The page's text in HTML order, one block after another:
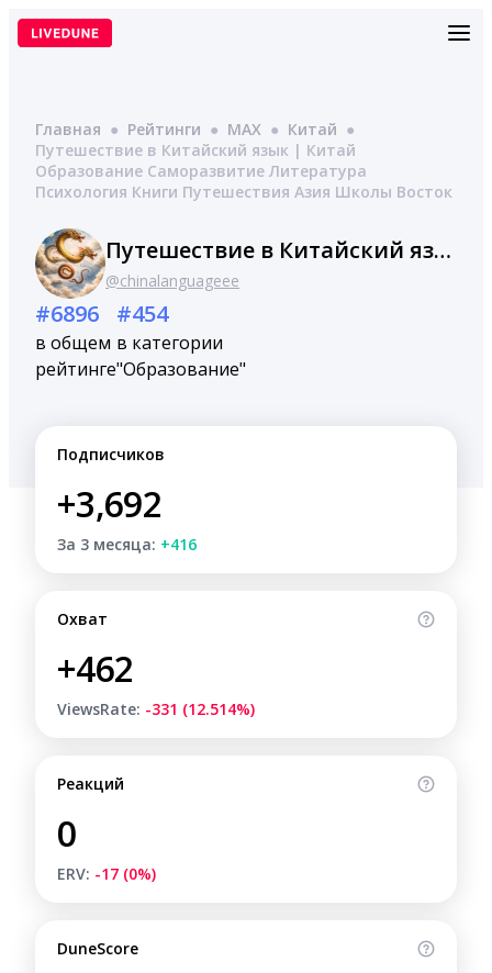
Перейти
Главная ● Рейтинги ● MAX ● Китай ●
Путешествие в Китайский язык | Китай
Образование Саморазвитие Литература
Психология Книги Путешествия Азия Школы Восток
Путешествие в Китайский язык | Китай Образование Саморазвитие Литература Психология Книги Путешествия Азия Школы Восток
@chinalanguageee
#6896
в общем
рейтинге
#454
в категории
"Образование"
Подписчиков
+3,692
За 3 месяца: +416
Охват
+462
ViewsRate: -331 (12.514%)
Реакций
0
ERV: -17 (0%)
DuneScore